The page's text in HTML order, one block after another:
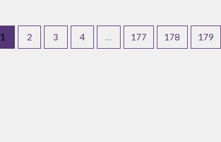
1 2 3 4 … 177 178 179